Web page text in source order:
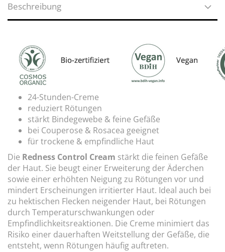
Beschreibung
24-Stunden-Creme
reduziert Rötungen
stärkt Bindegewebe & feine Gefäße
bei Couperose & Rosacea geeignet
für trockene & empfindliche Haut
Die Redness Control Cream stärkt die feinen Gefäße
der Haut. Sie beugt einer Erweiterung der Äderchen
sowie einer erhöhten Neigung zu Rötungen vor und
mindert Erscheinungen irritierter Haut. Ideal auch bei
zu hektischen Flecken neigender Haut, bei Rötungen
durch Temperaturschwankungen oder
Empfindlichkeitsreaktionen. Die Creme minimiert das
Risiko einer dauerhaften Weitstellung der Gefäße, die
entsteht, wenn Rötungen häufig auftreten.